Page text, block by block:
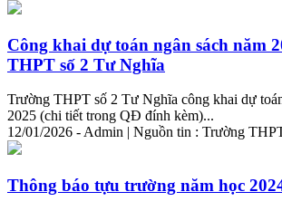
Công khai dự toán ngân sách năm
THPT số 2 Tư Nghĩa
Trường THPT số 2 Tư Nghĩa công khai dự
2025 (chi tiếttrong QĐ đính kèm)...
12/01/2026 - Admin | Nguồn tin : Trường
Thông báo tựu trường năm học